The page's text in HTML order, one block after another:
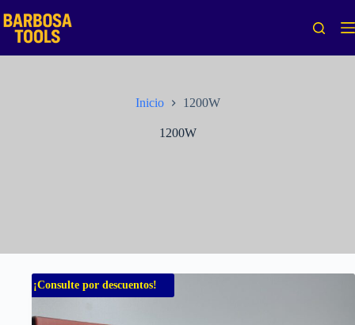
al
contenido
Inicio 1200W
1200W
¡Consulte por descuentos!